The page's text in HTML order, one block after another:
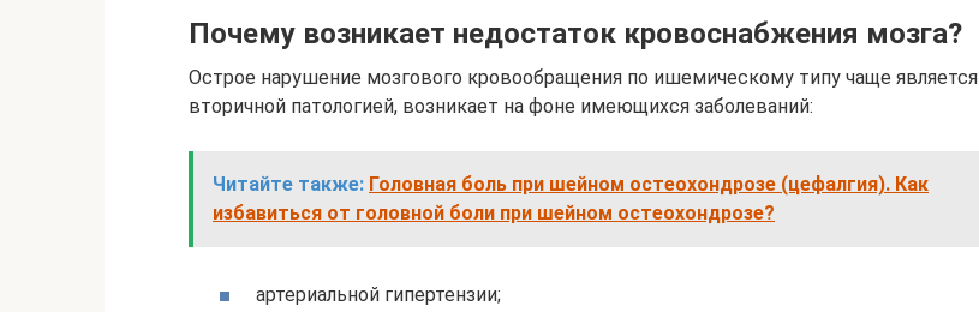
Почему возникает недостаток кровоснабжения мозга?
Острое нарушение мозгового кровообращения по ишемическому типу чаще является
вторичной патологией, возникает на фоне имеющихся заболеваний:
Читайте также: Головная боль при шейном остеохондрозе (цефалгия). Как
избавиться от головной боли при шейном остеохондрозе?
артериальной гипертензии;